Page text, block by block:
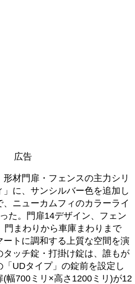
広告
材門扉・フェンスの主力シリ
に、サンシルバー色を追加し
ニューカムフィのカラーライ
た。門扉14デザイン、フェン
門まわりから車庫まわりまで
トに調和する上質な空間を演
タッチ錠・打掛け錠は、誰もが
UDタイプ」の錠前を設定し
(幅700ミリ×高さ1200ミリ)が12